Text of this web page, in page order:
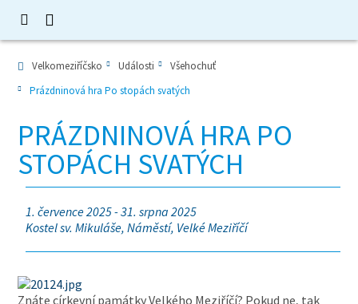
Velkomeziříčsko Události
Všehochuť
Prázdninová hra Po stopách svatých
PRÁZDNINOVÁ HRA PO
STOPÁCH SVATÝCH
1. července 2025 - 31. srpna 2025
Kostel sv. Mikuláše, Náměstí, Velké Meziříčí
Znáte církevní památky Velkého Meziříčí? Pokud ne, tak